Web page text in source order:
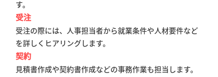
す。
受注
受注の際には、人事担当者から就業条件や人材要件など
を詳しくヒアリングします。
契約
見積書作成や契約書作成などの事務作業も担当します。